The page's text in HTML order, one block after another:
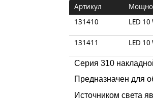
Артикул
131410
LED 10
131411 LED 10
Серия 310
Предназначен для
Источником света